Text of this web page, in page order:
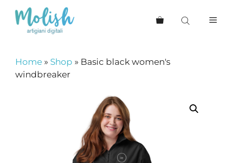
content
Home » Shop » Basic black women's
windbreaker